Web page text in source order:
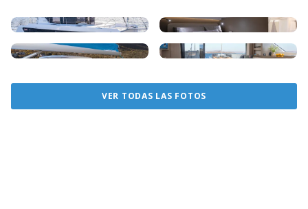
VER TODAS LAS FOTOS